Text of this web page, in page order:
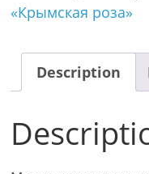
«Крымская роза»
Description